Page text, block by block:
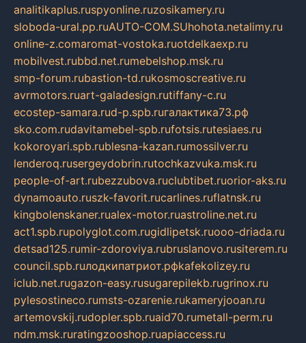
analitikaplus.ruspyonline.ruzosikamery.ru
sloboda-ural.pp.ruAUTO-COM.SUhohota.netalimy.ru
online-z.comaromat-vostoka.ruotdelkaexp.ru
mobilvest.rubbd.net.rumebelshop.msk.ru
smp-forum.rubastion-td.rukosmoscreative.ru
avrmotors.ruart-galadesign.rutiffany-c.ru
ecostep-samara.rud-p.spb.ruгалактика73.рф
sko.com.rudavitamebel-spb.rufotsis.rutesiaes.ru
kokoroyari.spb.rublesna-kazan.rumossilver.ru
lenderoq.rusergeydobrin.rutochkazvuka.msk.ru
people-of-art.rubezzubova.ruclubtibet.ruorior-aks.ru
dynamoauto.ruszk-favorit.rucarlines.ruflatnsk.ru
kingbolenskaner.rualex-motor.ruastroline.net.ru
act1.spb.rupolyglot.com.rugidlipetsk.ruooo-driada.ru
detsad125.rumir-zdoroviya.rubruslanovo.rusiterem.ru
council.spb.ruлодкипатриот.рфkafekolizey.ru
iclub.net.rugazon-easy.rusugarepilekb.rugrinox.ru
pylesostineco.rumsts-ozarenie.rukameryjooan.ru
artemovskij.rudopler.spb.ruaid70.rumetall-perm.ru
ndm.msk.ruratingzooshop.ruapiaccess.ru